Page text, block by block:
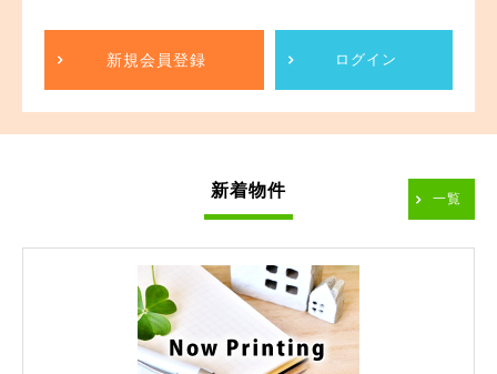
新規会員登録 ログイン
新着物件 一覧